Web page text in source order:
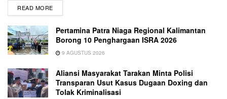
READ MORE
Pertamina Patra Niaga Regional Kalimantan
Borong 10 Penghargaan ISRA 2026
9 AGUSTUS 2026
Aliansi Masyarakat Tarakan Minta Polisi
Transparan Usut Kasus Dugaan Doxing dan
Tolak Kriminalisasi